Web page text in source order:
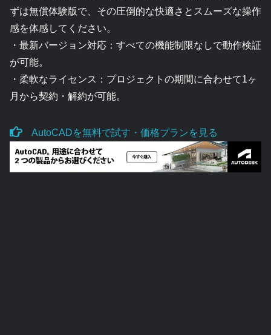
ずは無償体験版で、その圧倒的な快適さとスムーズな操作
感を体感してください。
・最新バージョン対応：すべての機能制限なしで動作検証
が可能。
・柔軟なライセンス：プロジェクトの期間に合わせて1ヶ
月から契約・解約が可能。
AutoCADを無料で試す・価格プランを見る